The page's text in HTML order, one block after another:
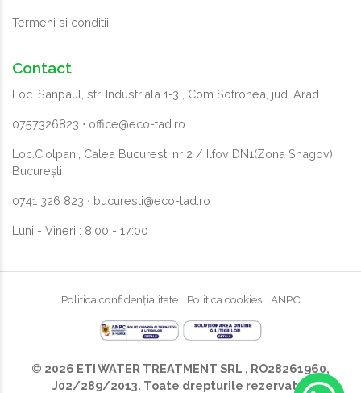
Termeni si conditii
Contact
Loc. Sanpaul, str. Industriala 1-3 , Com Sofronea, jud. Arad
0757326823 ⋅ office@eco-tad.ro
Loc.Ciolpani, Calea Bucuresti nr 2 / Ilfov DN1(Zona Snagov)
București
0741 326 823 ⋅ bucuresti@eco-tad.ro
Luni - Vineri : 8:00 - 17:00
© 2026 ETI WATER TREATMENT SRL , RO28261960,
J02/289/2013. Toate drepturile rezervate.
Politica confidențialitate Politica cookies ANPC